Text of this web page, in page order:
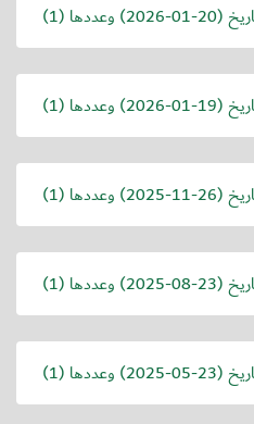
(
2026-01-20) وعددها (1)
(
2026-01-19) وعددها (1)
(
2025-11-26) وعددها (1)
(
2025-08-23) وعددها (1)
(
2025-05-23) وعددها (1)